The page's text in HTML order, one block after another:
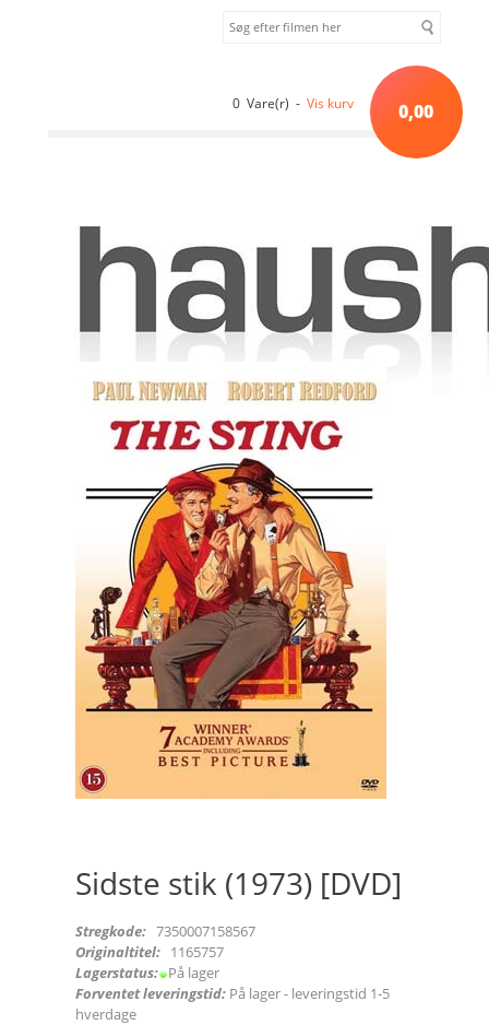
0 Vare(r) - Vis kurv 0,00
Sortiment uden kategori Sidste stik (1973) [DVD]
Sidste stik (1973) [DVD]
Stregkode: 7350007158567
Originaltitel: 1165757
Lagerstatus: På lager
Forventet leveringstid: På lager - leveringstid 1-5
hverdage